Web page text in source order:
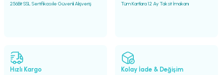
256Bit SSL Sertifikası ile Güvenli Alışveriş Tüm Kartlara 12 Ay Taksit İmakanı
Hızlı Kargo Kolay İade & Değişim